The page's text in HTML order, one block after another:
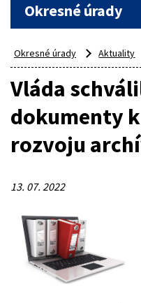
Okresné úrady
Okresné úrady Aktuality
Vláda
dokumenty
rozvoju
13. 07. 2022